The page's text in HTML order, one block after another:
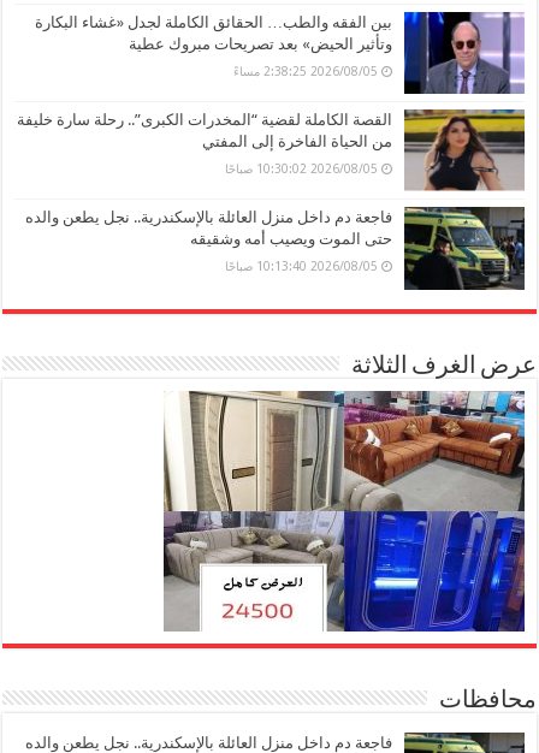
بين الفقه والطب… الحقائق الكاملة لجدل «غشاء البكارة
وتأثير الحيض» بعد تصريحات مبروك عطية
2026/08/05 2:38:25 مساءً
القصة الكاملة لقضية “المخدرات الكبرى”.. رحلة سارة خليفة
من الحياة الفاخرة إلى المفتي
2026/08/05 10:30:02 صباحًا
فاجعة دم داخل منزل العائلة بالإسكندرية.. نجل يطعن والده
حتى الموت ويصيب أمه وشقيقه
2026/08/05 10:13:40 صباحًا
عرض الغرف الثلاثة
محافظات
فاجعة دم داخل منزل العائلة بالإسكندرية.. نجل يطعن والده